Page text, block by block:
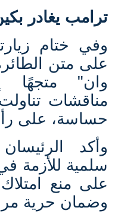
ترامب يغادر
وفي ختام
على متن
وان" متجهًا
مناقشات
حساسة، على
وأكد
سلمية للأزمة
على منع
وضمان حرية